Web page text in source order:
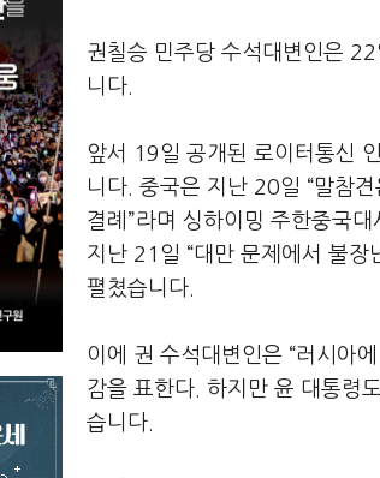
권칠승 민주당 수석대변인은
니다.
앞서 19일 공개된 로이터통신
니다. 중국은 지난 20일 “말참
결례”라며 싱하이밍 주한중국
지난 21일 “대만 문제에서 불장
펼쳤습니다.
이에 권 수석대변인은 “러시아
감을 표한다. 하지만 윤 대통령
습니다.